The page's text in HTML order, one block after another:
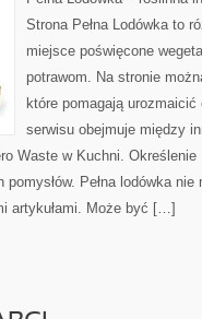
Strona Pełna Lodówka to
miejsce poświęcone
potrawom. Na stronie
które pomagają
serwisu obejmuje między
Waste w Kuchni. Określenie
Pełna lodówka
artykułami. Może być […]